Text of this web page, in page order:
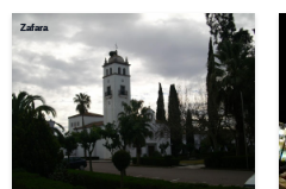
Zafara